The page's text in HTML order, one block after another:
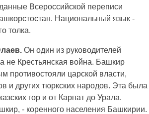
Всероссийской переписи
Национальный язык -
толка.
Он один из руководителей
не Крестьянская война. Башкир
противостояли царской власти,
и других тюркских народов. Эта была
гор и от Карпат до Урала.
- коренного населения Башкирии.